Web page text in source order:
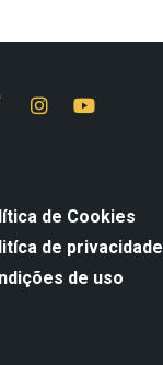
de Cookies
de privacidade
de uso